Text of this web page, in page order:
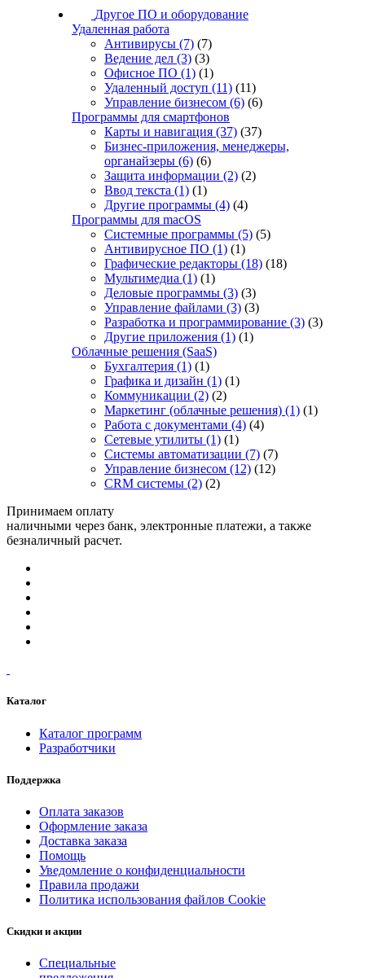
Другое ПО и оборудование
Удаленная работа
Антивирусы (7) (7)
Ведение дел (3) (3)
Офисное ПО (1) (1)
Удаленный доступ (11) (11)
Управление бизнесом (6) (6)
Программы для смартфонов
Карты и навигация (37) (37)
Бизнес-приложения, менеджеры,
органайзеры (6) (6)
Защита информации (2) (2)
Ввод текста (1) (1)
Другие программы (4) (4)
Программы для macOS
Системные программы (5) (5)
Антивирусное ПО (1) (1)
Графические редакторы (18) (18)
Мультимедиа (1) (1)
Деловые программы (3) (3)
Управление файлами (3) (3)
Разработка и программирование (3) (3)
Другие приложения (1) (1)
Облачные решения (SaaS)
Бухгалтерия (1) (1)
Графика и дизайн (1) (1)
Коммуникации (2) (2)
Маркетинг (облачные решения) (1) (1)
Работа с документами (4) (4)
Сетевые утилиты (1) (1)
Системы автоматизации (7) (7)
Управление бизнесом (12) (12)
CRM системы (2) (2)
Принимаем оплату
наличными через банк, электронные платежи, а также
безналичный расчет.
Каталог
Каталог программ
Разработчики
Поддержка
Оплата заказов
Оформление заказа
Доставка заказа
Помощь
Уведомление о конфиденциальности
Правила продажи
Политика использования файлов Cookie
Скидки и акции
Специальные